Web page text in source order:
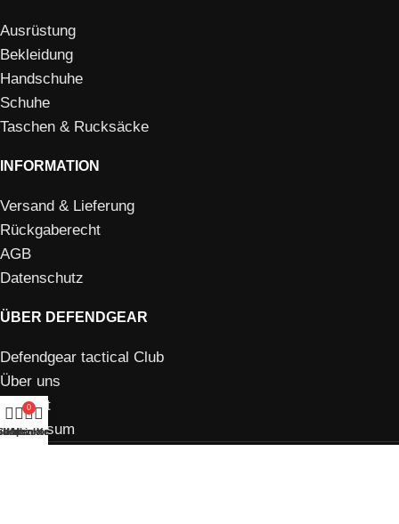
Ausrüstung
Bekleidung
Handschuhe
Schuhe
Taschen & Rucksäcke
INFORMATION
Versand & Lieferung
Rückgaberecht
AGB
Datenschutz
ÜBER DEFENDGEAR
Defendgear tactical Club
Über uns
Kontakt
Impressum
0
Warenkorb
Mein Konto